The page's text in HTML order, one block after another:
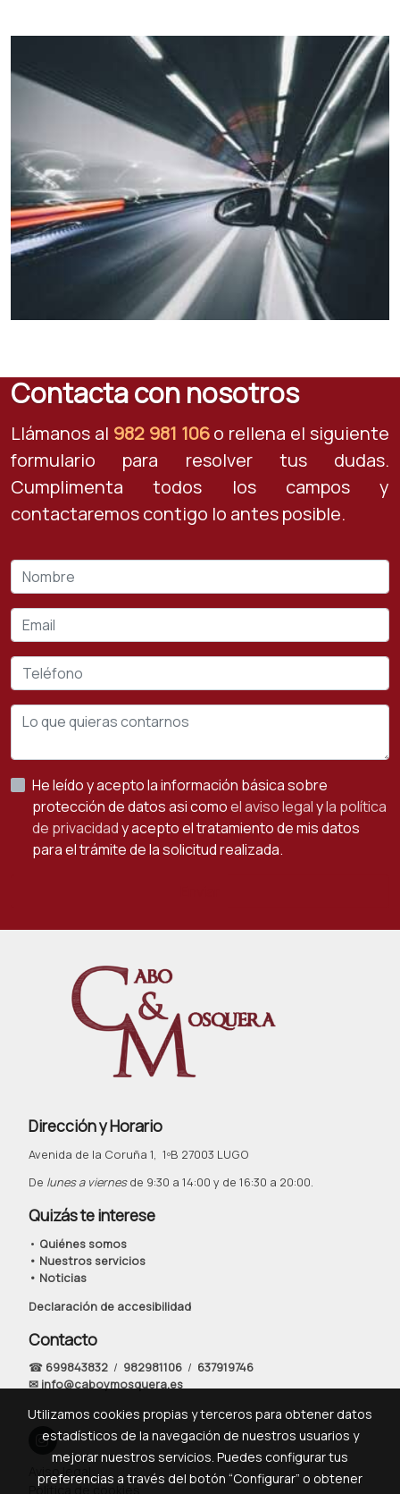
Contacta con nosotros
Llámanos al 982 981 106o rellena el siguiente
formulario para resolver tus dudas.
Cumplimenta todos los campos y
contactaremos contigo lo antes posible.
He leído y acepto la información básica sobre
protección de datos asi comoel aviso legalyla política
de privacidady acepto el tratamiento de mis datos
para el trámite de la solicitud realizada.
Dirección y Horario
Avenida de la Coruña 1, 1ºB 27003 LUGO
De lunes a viernesde 9:30 a 14:00 y de 16:30 a 20:00.
Quizás te interese
• Quiénes somos
• Nuestros servicios
• Noticias
Declaración de accesibilidad
Contacto
☎ 699843832 / 982981106 / 637919746
✉ info@caboymosquera.es
Aviso legal
Política de cookies
Utilizamos cookies propias y terceros para obtener datos
estadísticos de la navegación de nuestros usuarios y
mejorar nuestros servicios. Puedes configurar tus
preferencias a través del botón “Configurar” o obtener